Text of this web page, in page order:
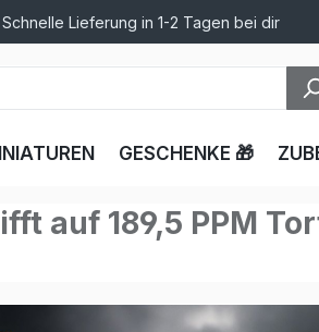
Schnelle Lieferung in 1-2 Tagen bei dir
GESCHENKE 🎁
auf 189,5 PPM